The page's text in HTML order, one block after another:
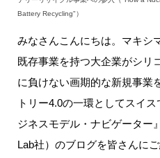
Battery Recycling"）
みなさんこんにちは。マキシ
既存事業を持つ大企業がシリ
に負けない画期的な新規事業
トリー4.0の一環としてスイ
ジネスモデル・ナビゲーター
Lab社）のブログを皆さんに